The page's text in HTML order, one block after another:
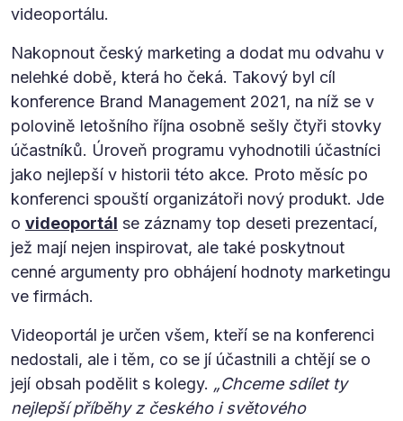
videoportálu.
Nakopnout český marketing a dodat mu odvahu v
nelehké době, která ho čeká. Takový byl cíl
konference Brand Management 2021, na níž se v
polovině letošního října osobně sešly čtyři stovky
účastníků. Úroveň programu vyhodnotili účastníci
jako nejlepší v historii této akce. Proto měsíc po
konferenci spouští organizátoři nový produkt. Jde
o videoportál se záznamy top deseti prezentací,
jež mají nejen inspirovat, ale také poskytnout
cenné argumenty pro obhájení hodnoty marketingu
ve firmách.
Videoportál je určen všem, kteří se na konferenci
nedostali, ale i těm, co se jí účastnili a chtějí se o
její obsah podělit s kolegy. „Chceme sdílet ty
nejlepší příběhy z českého i světového